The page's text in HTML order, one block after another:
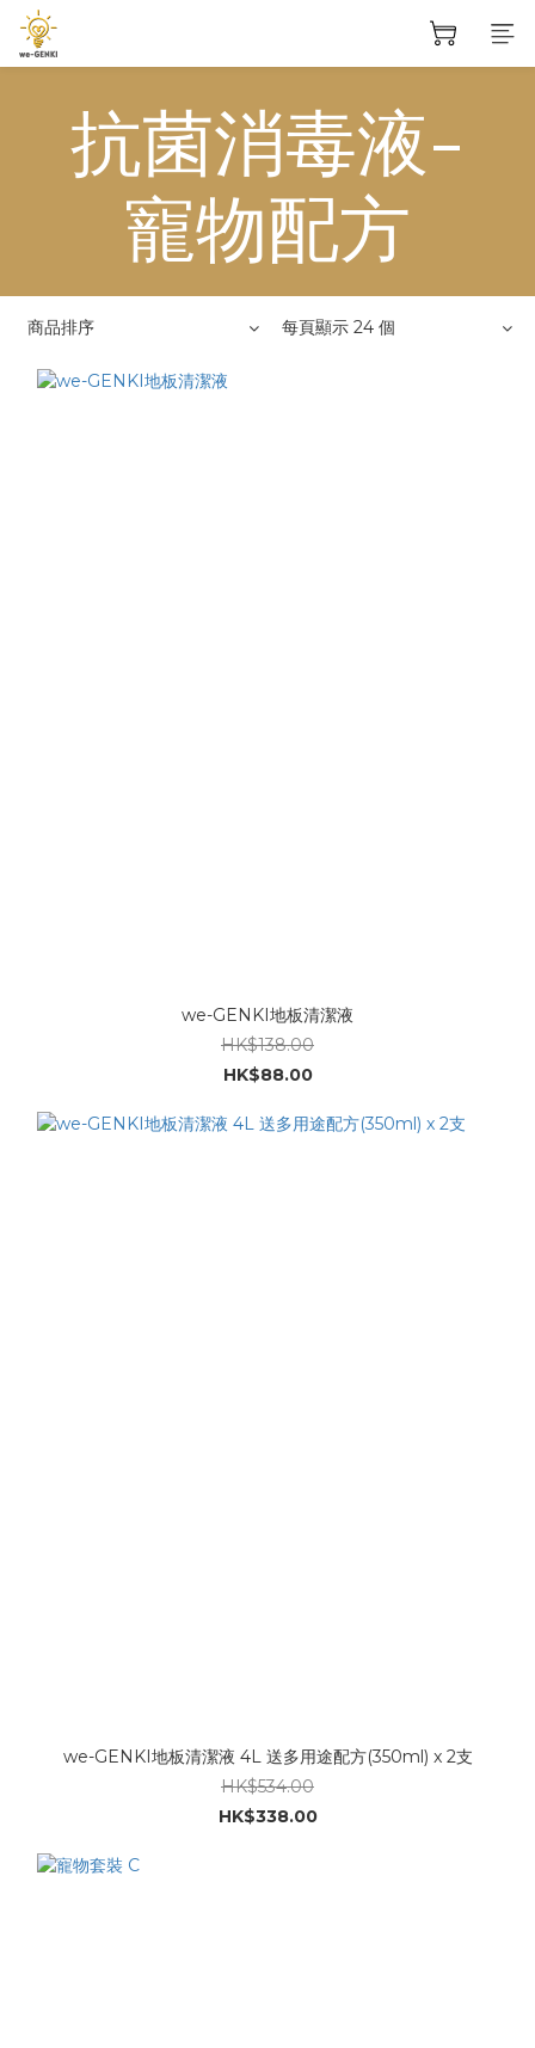
抗菌消毒液-
寵物配方
商品排序 每頁顯示 24 個
we-GENKI地板清潔液
HK$138.00
HK$88.00
we-GENKI地板清潔液 4L 送多用途配方(350ml) x 2支
HK$534.00
HK$338.00